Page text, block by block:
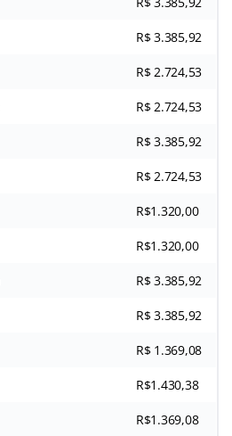
R$ 3.385,92
R$ 2.724,53
R$ 2.724,53
R$ 3.385,92
R$ 2.724,53
R$1.320,00
R$1.320,00
R$ 3.385,92
R$ 3.385,92
R$ 1.369,08
R$1.430,38
R$1.369,08